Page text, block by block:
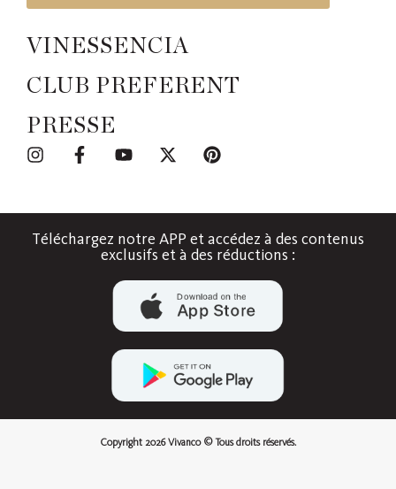
VINESSENCIA
CLUB PREFERENT
PRESSE
Téléchargez notre APP et accédez à des contenus
exclusifs et à des réductions :
Copyright 2026 Vivanco © Tous droits réservés.